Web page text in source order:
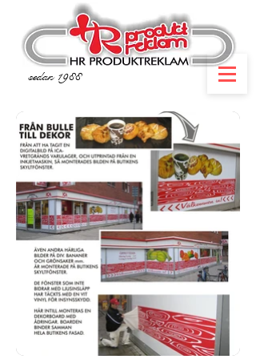
sedan 1988